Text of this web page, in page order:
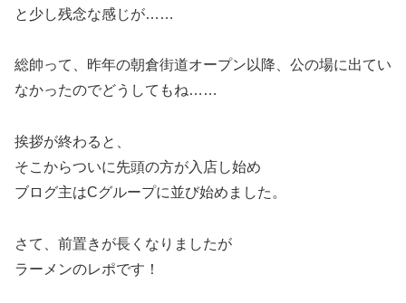
と少し残念な感じが……
総帥って、昨年の朝倉街道オープン以降、公の場に出てい
なかったのでどうしてもね……
挨拶が終わると、
そこからついに先頭の方が入店し始め
ブログ主はCグループに並び始めました。
さて、前置きが長くなりましたが
ラーメンのレポです！